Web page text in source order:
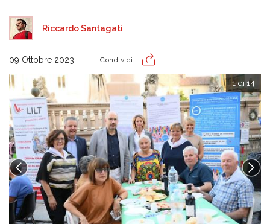
Riccardo Santagati
09 Ottobre 2023 Condividi
1 di 14